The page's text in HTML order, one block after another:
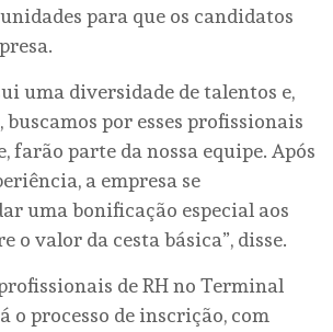
para que os candidatos
uma diversidade de talentos e,
buscamos por esses profissionais
farão parte da nossa equipe. Após
a empresa se
uma bonificação especial aos
o valor da cesta básica”, disse.
de RH no Terminal
o processo de inscrição, com